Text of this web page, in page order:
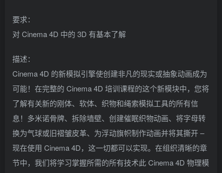
要求：
对 Cinema 4D 中的 3D 有基本了解
描述：
Cinema 4D 的新模拟引擎使创建非凡的现实或抽象动画成为
可能！在完整的 Cinema 4D 培训课程的这个新模块中，您将
了解有关新的刚体、软体、织物和绳索模拟工具的所有信
息！多米诺骨牌、拆除墙壁、创建催眠织物动画、将字母转
换为气球或旧褶皱皮革、为浮动旗帜制作动画并将其撕开 –
现在使用 Cinema 4D，这一切都可以实现。在组织清晰的章
节中，我们将学习掌握所需的所有技术此 Cinema 4D 物理模